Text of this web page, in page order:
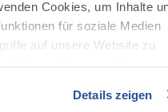
Cookies, um Inhalte
für soziale Medien
auf unsere Website zu
weiter. Unsere Partner
Details zeigen